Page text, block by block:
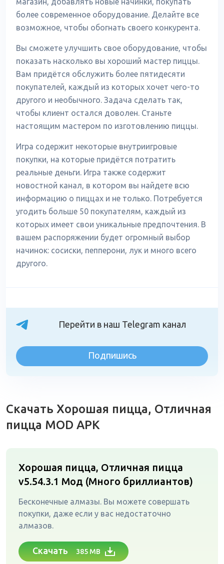
более современное оборудование. Делайте все
возможное, чтобы обогнать своего конкурента.
Вы сможете улучшить свое оборудование, чтобы
показать насколько вы хороший мастер пиццы.
Вам придётся обслужить более пятидесяти
покупателей, каждый из которых хочет чего-то
другого и необычного. Задача сделать так,
чтобы клиент остался доволен. Станьте
настоящим мастером по изготовлению пиццы.
Игра содержит некоторые внутриигровые
покупки, на которые придётся потратить
реальные деньги. Игра также содержит
новостной канал, в котором вы найдете всю
информацию о пиццах и не только. Потребуется
угодить больше 50 покупателям, каждый из
которых имеет свои уникальные предпочтения. В
вашем распоряжении будет огромный выбор
начинок: сосиски, пепперони, лук и много всего
другого.
Перейти в наш Telegram канал
Подпишись
Скачать Хорошая пицца, Отличная
пицца MOD APK
Хорошая пицца, Отличная пицца
v5.54.3.1 Мод (Много бриллиантов)
Бесконечные алмазы. Вы можете совершать
покупки, даже если у вас недостаточно
алмазов.
Скачать 385 MB